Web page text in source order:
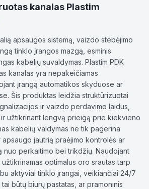
kanalas Plastim
apsaugos sistemą, vaizdo stebėjimo
tinklo įrangos mazgą, esminis
kabelių suvaldymas. Plastim PDK
kanalas yra nepakeičiamas
įrangą automatikos skyduose ar
Šis produktas leidžia struktūrizuotai
ir vaizdo perdavimo laidus,
užtikrinant lengvą prieigą prie kiekvieno
kabelių valdymas ne tik pagerina
jautrią praėjimo kontrolės ar
nuo perkaitimo bei trikdžių. Naudojant
optimalus oro srautas tarp
aktyviai tinklo įrangai, veikiančiai 24/7
būtų biurų pastatas, ar pramoninis